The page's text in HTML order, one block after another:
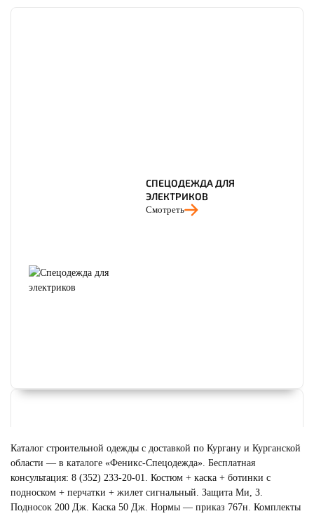
СПЕЦОДЕЖДА ДЛЯ
ЭЛЕКТРИКОВ
Смотреть
Каталог строительной одежды с доставкой по Кургану и Курганской
области — в каталоге «Феникс-Спецодежда». Бесплатная
консультация: 8 (352) 233-20-01. Костюм + каска + ботинки с
подноском + перчатки + жилет сигнальный. Защита Ми, З.
Подносок 200 Дж. Каска 50 Дж. Нормы — приказ 767н. Комплекты